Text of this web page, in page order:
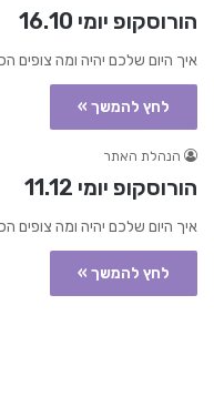
הורוסקופ יומי 16.10
איך היום שלכם יהיה ומה צופים
לחץ להמשך »
הנהלת האתר
הורוסקופ יומי 11.12
איך היום שלכם יהיה ומה צופים
לחץ להמשך »